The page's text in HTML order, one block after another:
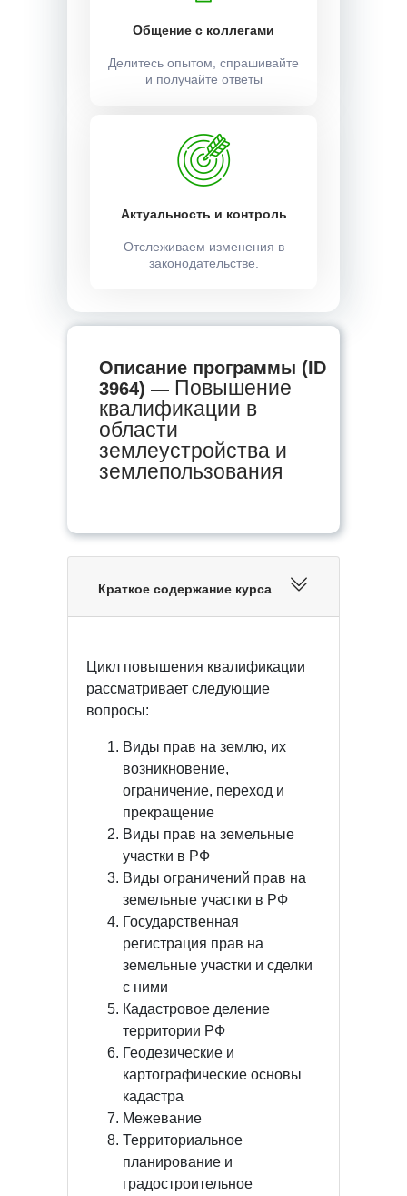
Общение с коллегами
Делитесь опытом, спрашивайте
и получайте ответы
Актуальность и контроль
Отслеживаем изменения в
законодательстве.
Описание программы (ID
3964) — Повышение
квалификации в
области
землеустройства и
землепользования
Краткое содержание курса
Цикл повышения квалификации
рассматривает следующие
вопросы:
Виды прав на землю, их
возникновение,
ограничение, переход и
прекращение
Виды прав на земельные
участки в РФ
Виды ограничений прав на
земельные участки в РФ
Государственная
регистрация прав на
земельные участки и сделки
с ними
Кадастровое деление
территории РФ
Геодезические и
картографические основы
кадастра
Межевание
Территориальное
планирование и
градостроительное